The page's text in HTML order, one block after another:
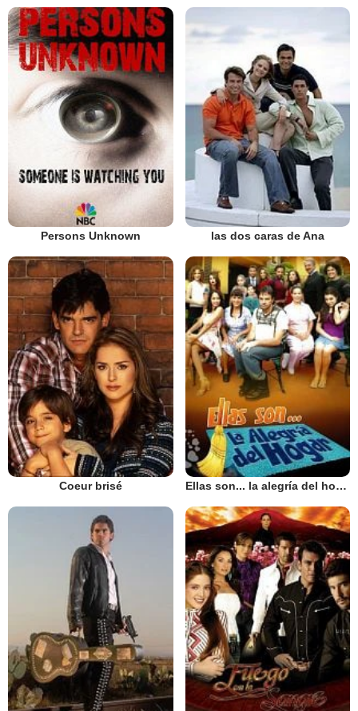
Persons Unknown las dos caras de Ana
Coeur brisé Ellas son... la alegría del hogar